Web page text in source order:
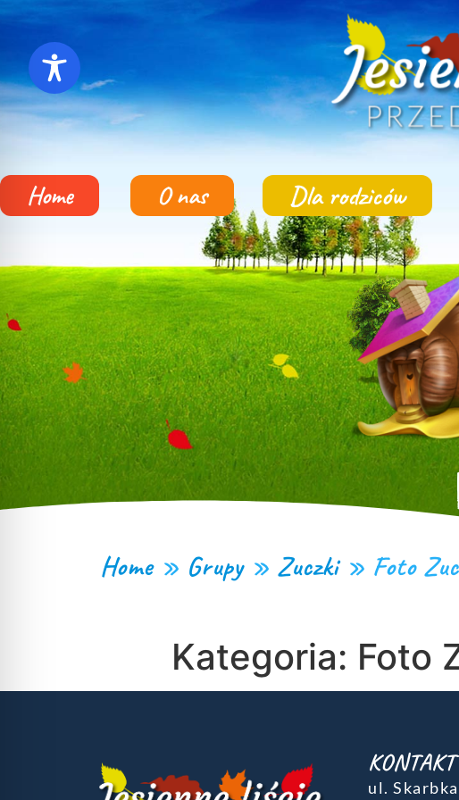
Home O nas Dla rodziców
Home» Grupy» Zuczki» Foto
Kategoria: Foto
KONTAKT
ul.